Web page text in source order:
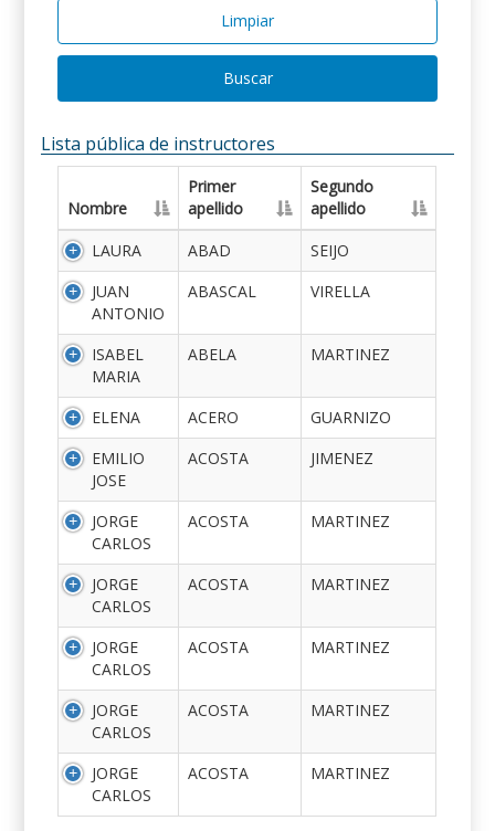
Limpiar
Buscar
Lista pública de instructores
Nombre
Primer
apellido
Segundo
apellido
LAURA
ABAD
SEIJO
JUAN
ANTONIO
ABASCAL VIRELLA
ISABEL
MARIA
ABELA MARTINEZ
ELENA ACERO
GUARNIZO
EMILIO
JOSE
ACOSTA JIMENEZ
JORGE
CARLOS
ACOSTA MARTINEZ
JORGE
CARLOS
ACOSTA MARTINEZ
JORGE
CARLOS
ACOSTA MARTINEZ
JORGE
CARLOS
ACOSTA MARTINEZ
JORGE
CARLOS
ACOSTA MARTINEZ